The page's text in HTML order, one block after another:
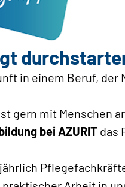
in einem Beruf, der
gern mit Menschen
bei AZURIT das